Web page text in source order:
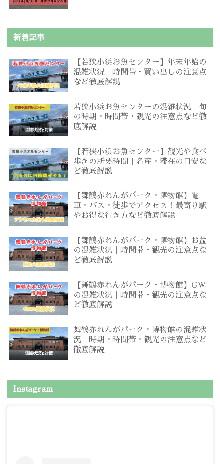
新着記事
【若狭小浜お魚センター】年末年始の
混雑状況｜時間帯・買い出しの注意点
など徹底解説
若狭小浜お魚センターの混雑状況｜旬
の時期・時間帯・観光の注意点など徹
底解説
【若狭小浜お魚センター】観光や食べ
歩きの所要時間｜名産・滞在の目安な
ど徹底解説
【舞鶴赤れんがパーク・博物館】電
車・バス・徒歩でアクセス！最寄り駅
やお得な行き方など徹底解説
【舞鶴赤れんがパーク・博物館】お盆
の混雑状況｜時間帯・観光の注意点な
ど徹底解説
【舞鶴赤れんがパーク・博物館】GW
の混雑状況｜時間帯・観光の注意点な
ど徹底解説
舞鶴赤れんがパーク・博物館の混雑状
況｜時期・時間帯・観光の注意点など
徹底解説
Instagram